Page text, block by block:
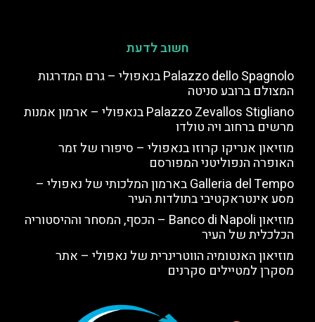
חשוב לדעת
Palazzo dello Spagnolo בנאפולי – גרם המדרגות
המצולם ברובע סניטה
Palazzo Zevallos Stigliano בנאפולי – ארמון אמנות
מרשים ברחוב ויה טולדו
מוזיאון אנריקו קרוזו בנאפולי – סיפורו של זמר
האופרה הנפוליטני המפורסם
Galleria del Tempo בארמון המלכותי של נאפולי –
מסע אינטראקטיבי בתולדות העיר
מוזיאון Banco di Napoli – הכסף, המסחר וההיסטוריה
הכלכלית של העיר
מוזיאון האנטומיה הווטרינרית של נאפולי – אתר
מסקרן למטיילים סקרנים